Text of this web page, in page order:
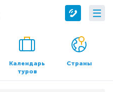
О компании
О нас
Контакты
Календарь
туров
Страны